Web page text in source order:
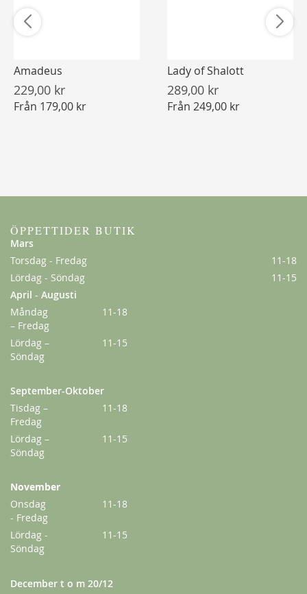
Amadeus
229,00 kr
Från 179,00 kr
Lady of Shalott
289,00 kr
Från 249,00 kr
ÖPPETTIDER BUTIK
Mars
Torsdag - Fredag
11-18
Lördag - Söndag
11-15
April - Augusti
Måndag
– Fredag
11-18
Lördag –
Söndag
11-15
September-Oktober
Tisdag –
Fredag
11-18
Lördag –
Söndag
11-15
November
Onsdag
- Fredag
11-18
Lördag -
Söndag
11-15
December t o m 20/12